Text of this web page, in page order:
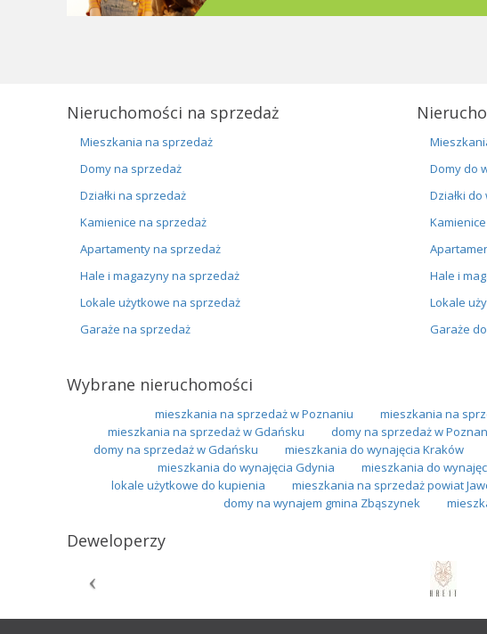
Nieruchomości na sprzedaż
Mieszkania na sprzedaż
Domy na sprzedaż
Działki na sprzedaż
Kamienice na sprzedaż
Apartamenty na sprzedaż
Hale i magazyny na sprzedaż
Lokale użytkowe na sprzedaż
Garaże na sprzedaż
Domy do
Działki
Hale i
Lokale
Garaże
Wybrane nieruchomości
mieszkania na sprzedaż w Poznaniu mieszkania na
mieszkania na sprzedaż w Gdańsku
domy na sprzedaż w
domy na sprzedaż w Gdańsku
mieszkania do wynajęcia Kraków
mieszkania do wynajęcia Gdynia
mieszkania do
lokale użytkowe do kupienia
mieszkania na sprzedaż powiat
domy na wynajem gmina Zbąszynek
Deweloperzy